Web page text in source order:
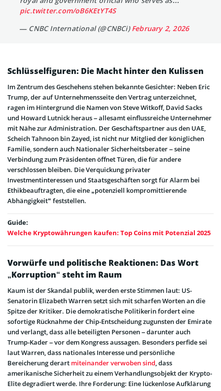
pic.twitter.com/oB6KEtYT4S
— CNBC International (@CNBCi)February 2, 2026
Schlüsselfiguren: Die Macht hinter den Kulissen
Im Zentrum des Geschehens stehen bekannte Gesichter: Neben Eric
Trump, der auf Unternehmensseite den Vertrag unterzeichnet,
ragen im Hintergrund die Namen von Steve Witkoff, David Sacks
und Howard Lutnick heraus – allesamt einflussreiche Unternehmer
mit Nähe zur Administration. Der Geschäftspartner aus den UAE,
Scheich Tahnoon bin Zayed, ist nicht nur Mitglied der königlichen
Familie, sondern auch Nationaler Sicherheitsberater – seine
Verbindung zum Präsidenten öffnet Türen, die für andere
verschlossen bleiben. Die Verquickung privater
Investmentinteressen und Staatsgeschäften sorgt für Alarm bei
Ethikbeauftragten, die eine „potenziell kompromittierende
Abhängigkeit“ feststellen.
Guide:
Welche Kryptowährungen kaufen: Top Coins mit Potenzial 2025
Vorwürfe und politische Reaktionen: Das Wort
„Korruption“ steht im Raum
Kaum ist der Skandal publik, werden erste Stimmen laut: US-
Senatorin Elizabeth Warren setzt sich mit scharfen Worten an die
Spitze der Kritiker. Die demokratische Politikerin fordert eine
sofortige Rücknahme der Chip-Entscheidung zugunsten der Emirate
und verlangt, dass alle beteiligten Personen – darunter auch
Trump-Kader – vor dem Kongress aussagen. Besonders perfide sei
laut Warren, dass nationales Interesse und persönliche
Bereicherung derart miteinander verwoben sind, dass
amerikanische Sicherheit zu einem Verhandlungsobjekt der Krypto-
Elite degradiert werde. Ihre Forderung: Eine lückenlose Aufklärung